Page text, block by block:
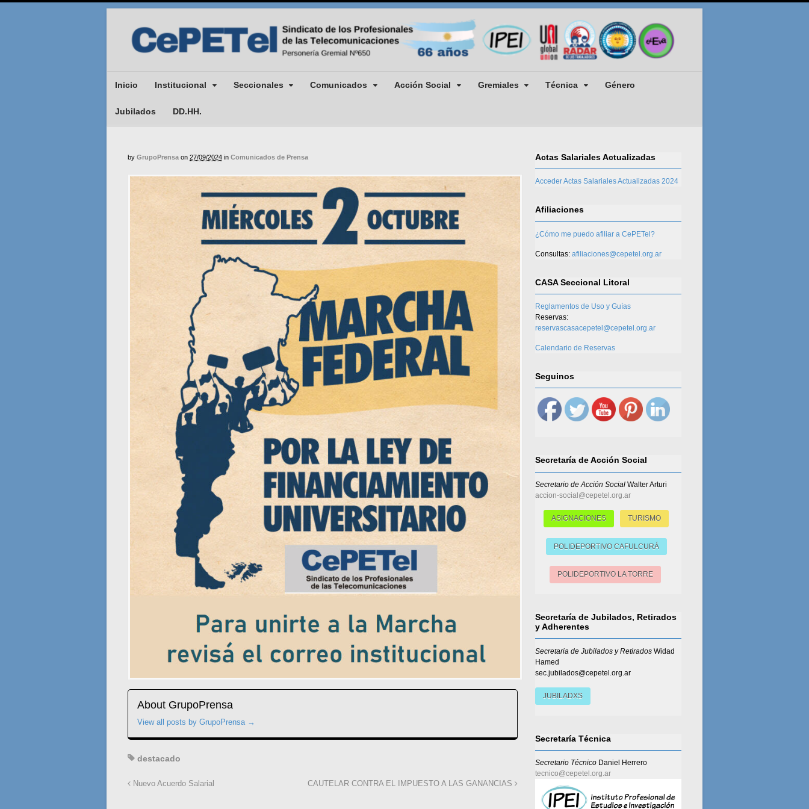
Inicio Institucional Seccionales Comunicados Acción Social Gremiales Técnica Género
Jubilados DD.HH.
by GrupoPrensa on 27/09/2024 in Comunicados de Prensa
About GrupoPrensa
View all posts by GrupoPrensa →
destacado
Nuevo Acuerdo Salarial CAUTELAR CONTRA EL IMPUESTO A LAS GANANCIAS
Actas Salariales Actualizadas
Acceder Actas Salariales Actualizadas 2024
Afiliaciones
¿Cómo me puedo afiliar a CePETel?
Consultas:afiliaciones@cepetel.org.ar
CASA Seccional Litoral
Reglamentos de Uso y Guías
Reservas:
reservascasacepetel@cepetel.org.ar
Calendario de Reservas
Seguinos
Secretaría de Acción Social
Secretario de Acción Social Walter Arturi
accion-social@cepetel.org.ar
ASIGNACIONES TURISMO
POLIDEPORTIVO CAFULCURÁ
POLIDEPORTIVO LA TORRE
Secretaría de Jubilados, Retirados
y Adherentes
Secretaria de Jubilados y Retirados Widad
Hamed
sec.jubilados@cepetel.org.ar
JUBILADXS
Secretaría Técnica
Secretario Técnico Daniel Herrero
tecnico@cepetel.org.ar